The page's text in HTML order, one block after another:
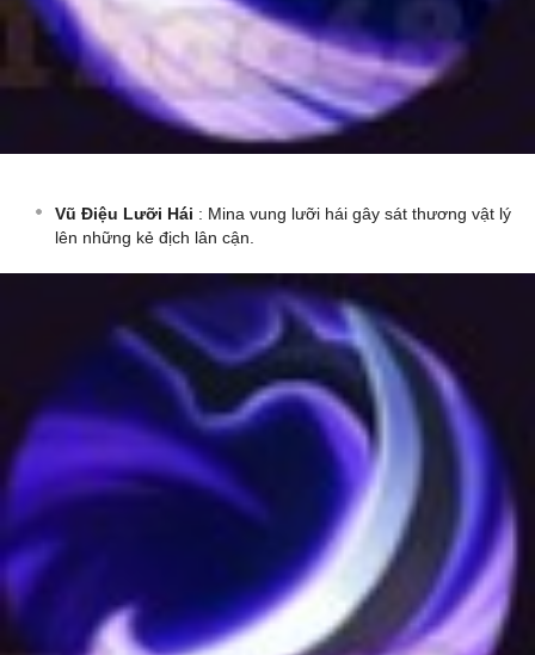
Vũ Điệu Lưỡi Hái : Mina vung lưỡi hái gây sát thương vật lý
lên những kẻ địch lân cận.